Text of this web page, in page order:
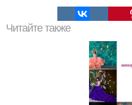
Читайте также